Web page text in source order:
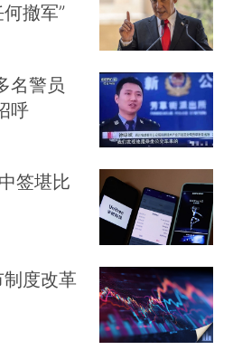
撤军”
名警员
呼
签堪比
度改革